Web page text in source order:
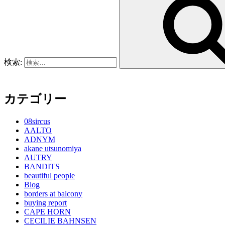
検索:
カテゴリー
08sircus
AALTO
ADNYM
akane utsunomiya
AUTRY
BANDITS
beautiful people
Blog
borders at balcony
buying report
CAPE HORN
CECILIE BAHNSEN